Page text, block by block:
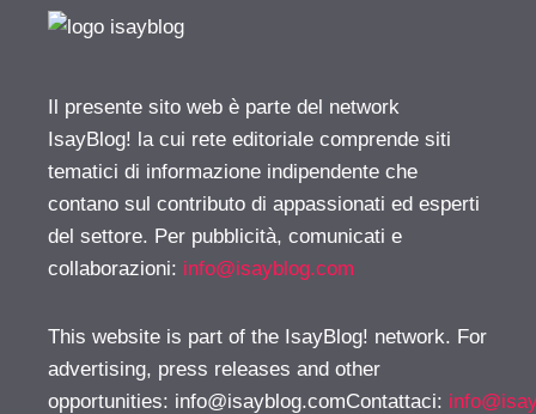
Il presente sito web è parte del network
IsayBlog! la cui rete editoriale comprende siti
tematici di informazione indipendente che
contano sul contributo di appassionati ed esperti
del settore. Per pubblicità, comunicati e
collaborazioni: info@isayblog.com
This website is part of the IsayBlog! network. For
advertising, press releases and other
opportunities: info@isayblog.comContattaci: